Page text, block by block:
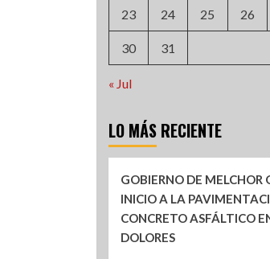
23 24 25 26
30 31
« Jul
LO MÁS RECIENTE
GOBIERNO DE MELCHOR
INICIO A LA
CONCRETO ASFÁLTICO
DOLORES